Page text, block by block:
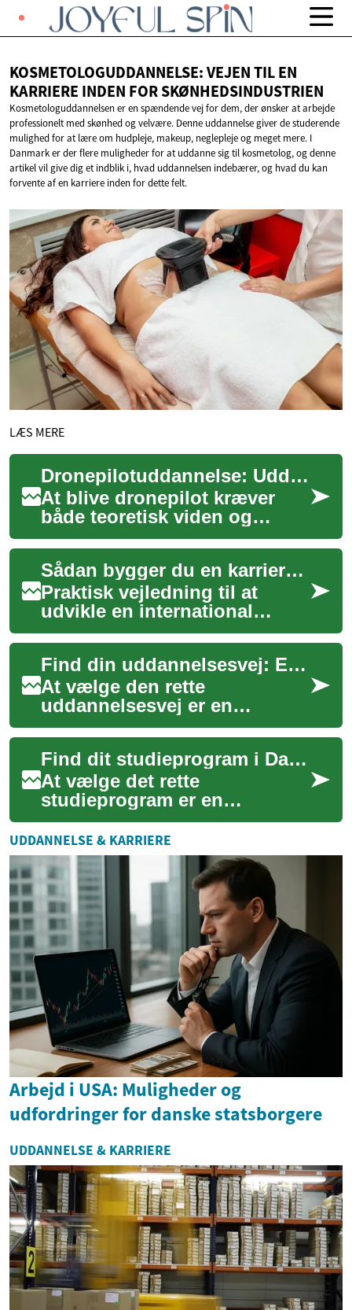
KOSMETOLOGUDDANNELSE: VEJEN TIL EN
KARRIERE INDEN FOR SKØNHEDSINDUSTRIEN
Kosmetologuddannelsen er en spændende vej for dem, der ønsker at arbejde
professionelt med skønhed og velvære. Denne uddannelse giver de studerende
mulighed for at lære om hudpleje, makeup, neglepleje og meget mere. I
Danmark er der flere muligheder for at uddanne sig til kosmetolog, og denne
artikel vil give dig et indblik i, hvad uddannelsen indebærer, og hvad du kan
forvente af en karriere inden for dette felt.
LÆS MERE
Dronepilotuddannelse: Uddannelse, certificering og praktisk træning
At blive dronepilot kræver
både teoretisk viden og
praktisk erfaring for at flyve
sikkert og lovligt. Denne
artikel b...
Sådan bygger du en karriere i tømrerfaget globalt
Praktisk vejledning til at
udvikle en international
karriere i tømrerfaget. Fokus
er på relevante færdigheder,
uddann...
Find din uddannelsesvej: En guide til studievalg
At vælge den rette
uddannelsesvej er en
afgørende beslutning, der
kan forme fremtiden. Det
handler ikke kun om at fin...Find dit studieprogram i Danmark og udlandet
At vælge det rette
studieprogram er en
afgørende beslutning, der
kan forme din fremtidige
karriere og personlige udvi...
UDDANNELSE & KARRIERE
Arbejd i USA: Muligheder og
udfordringer for danske statsborgere
UDDANNELSE & KARRIERE